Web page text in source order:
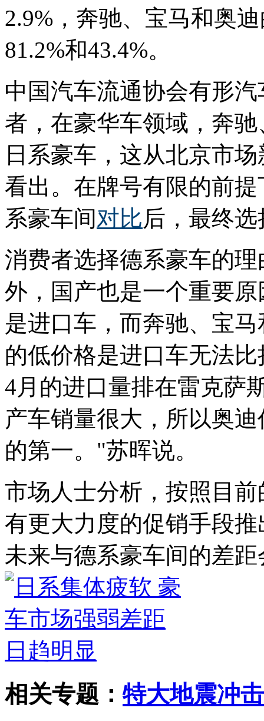
2.9%，奔驰、宝马和奥
81.2%和43.4%。
中国汽车流通协会有形
者，在豪华车领域，奔
日系豪车，这从北京市
看出。在牌号有限的前
系豪车间对比后，最终
消费者选择德系豪车的
外，国产也是一个重要
是进口车，而奔驰、宝
的低价格是进口车无法
4月的进口量排在雷克萨
产车销量很大，所以奥
的第一。"苏晖说。
市场人士分析，按照目
有更大力度的促销手段
未来与德系豪车间的差
相关专题： 特大地震冲